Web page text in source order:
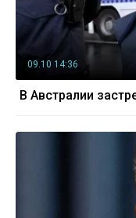
09.10 14:36
В Австралии